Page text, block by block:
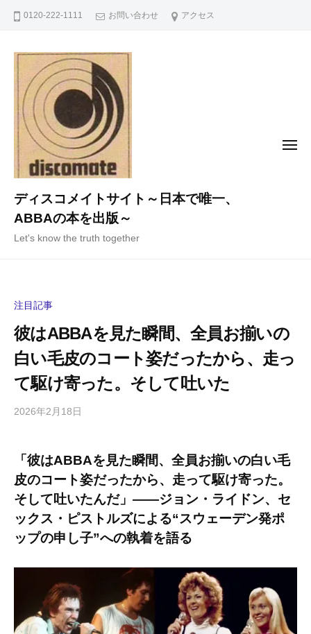
0120-222-1111 お問い合わせ アクセス
ディスコメイトサイト～日本で唯一、
ABBAの本を出版～
Let's know the truth together
メ
注目記事
彼はABBAを見た瞬間、全員お揃いの
白い毛皮のコート姿だったから、走っ
て駆け寄った。そして吐いた
2026年2月18日
i
g
a
s
i
の
コ
メ
ン
「彼はABBAを見た瞬間、全員お揃いの白い毛
皮のコート姿だったから、走って駆け寄った。
そして吐いたんだ」――ジョン・ライドン、セ
ックス・ピストルズによる“スウェーデン発ポ
ップの申し子”への執着を語る